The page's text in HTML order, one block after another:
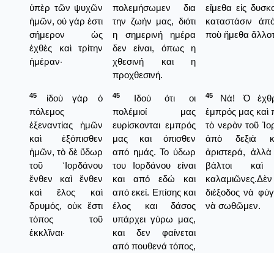
ὑπὲρ τῶν ψυχῶν
ἡμῶν, οὐ γάρ ἐστι
σήμερον ὡς
ἐχθὲς καὶ τρίτην
ἡμέραν·
πολεμήσωμεν δια
την ζωήν μας, διότι
η σημερινή ημέρα
δεν είναι, όπως η
χθεσινή και η
προχθεσινή.
εἴμεθα εἰς
καταστάσιν
ποὺ ἤμεθα
45
ἰδοὺ γὰρ ὁ
πόλεμος
ἐξεναντίας ἡμῶν
καὶ ἐξόπισθεν
ἡμῶν, τὸ δὲ ὕδωρ
τοῦ ᾿Ιορδάνου
ἔνθεν καὶ ἔνθεν
καὶ ἕλος καὶ
δρυμός, οὐκ ἔστι
τόπος τοῦ
ἐκκλῖναι·
45
Ιδού ότι οι
πολέμιοί μας
ευρίσκονται εμπρός
μας και όπισθεν
από ημάς. Το ύδωρ
του Ιορδάνου είναι
και από εδώ και
από εκεί. Επίσης και
έλος και δάσος
υπάρχει γύρω μας,
και δεν φαίνεται
από πουθενά τόπος,
45
Νά! Ὁ
ἐμπρός μας καὶ
τὸ νερὸν τοῦ
ἀπὸ δεξιὰ
ἀριστερά,
βάλτοι καὶ
διέξοδος νὰ
νὰ σωθῶμεν.